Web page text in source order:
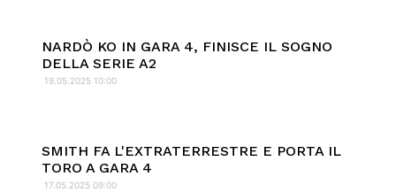
NARDÒ KO IN GARA 4, FINISCE IL SOGNO
DELLA SERIE A2
19.05.2025 10:00
SMITH FA L'EXTRATERRESTRE E PORTA IL
TORO A GARA 4
17.05.2025 09:00